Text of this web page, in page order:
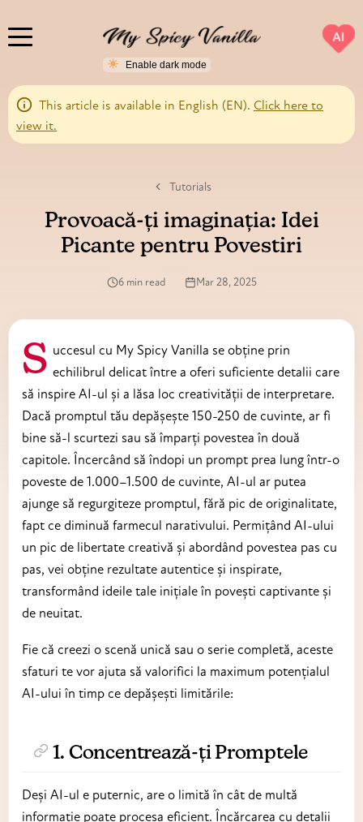
AI
This article is available in English (EN). Click here to
view it.
Tutorials
Provoacă-ți imaginația: Idei
Picante pentru Povestiri
6 min read Mar 28, 2025
Succesul cu My Spicy Vanilla se obține prin echilibrul delicat între a oferi suficiente detalii care
să inspire AI-ul și a lăsa loc creativității de interpretare.
Dacă promptul tău depășește 150-250 de cuvinte, ar fi
bine să-l scurtezi sau să împarți povestea în două
capitole. Încercând să îndopi un prompt prea lung într-o
poveste de 1.000–1.500 de cuvinte, AI-ul ar putea
ajunge să regurgiteze promptul, fără pic de originalitate,
fapt ce diminuă farmecul narativului. Permițând AI-ului
un pic de libertate creativă și abordând povestea pas cu
pas, vei obține rezultate autentice și inspirate,
transformând ideile tale inițiale în povești captivante și
de neuitat.
Fie că creezi o scenă unică sau o serie completă, aceste
sfaturi te vor ajuta să valorifici la maximum potențialul
AI-ului în timp ce depășești limitările:
1. Concentrează-ți Promptele
Deși AI-ul e puternic, are o limită în cât de multă
informație poate procesa eficient. Încărcarea cu detalii